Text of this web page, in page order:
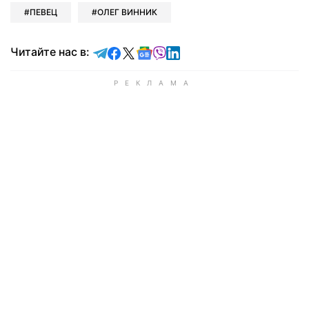
ПЕВЕЦ ОЛЕГ ВИННИК
Читайте нас в: Читайте в Telegram
Читайте в Facebook
Читайте в X
Читайте в Google news
Читайте в Viber
Читайте в LinkedIn